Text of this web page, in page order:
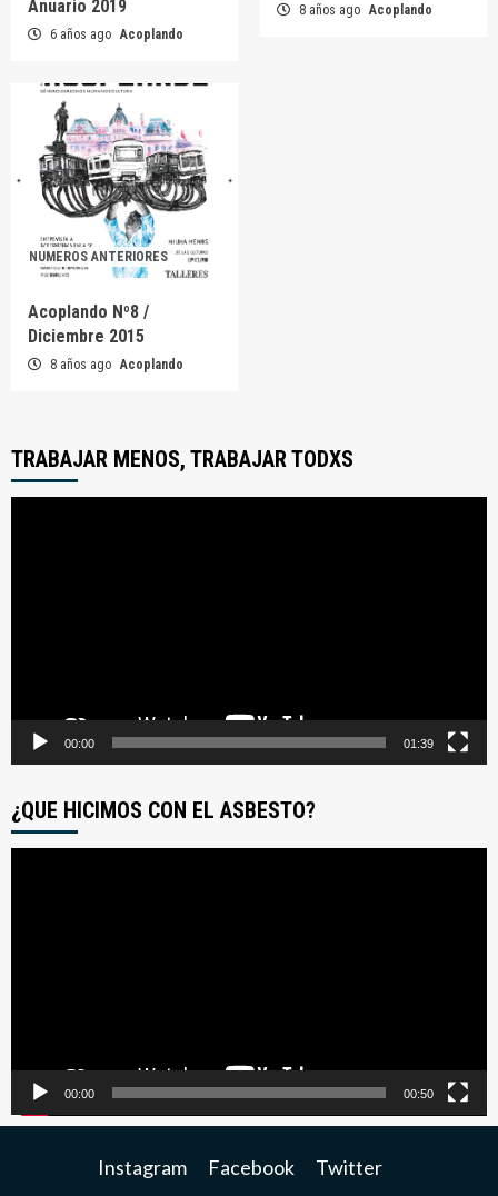
Anuario 2019
6 años ago Acoplando
8 años ago Acoplando
NUMEROS ANTERIORES
Acoplando Nº8 /
Diciembre 2015
8 años ago Acoplando
TRABAJAR MENOS, TRABAJAR TODXS
00:00 01:39
¿QUE HICIMOS CON EL ASBESTO?
00:00 00:50
Instagram Facebook Twitter